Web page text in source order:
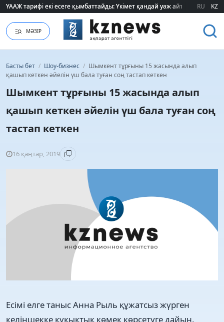
ҮААЖ тарифі екі есеге қымбаттайды: Үкімет қандай уәж айтады?
ҮААЖ тарифі екі есеге қымбаттайды: Үкімет қандай уәж айтады? RU KZ
МӘЗІР
Басты бет / Шоу-бизнес / Шымкент тұрғыны 15 жасында алып
қашып кеткен әйелін үш бала туған соң тастап кеткен
Шымкент тұрғыны 15 жасында алып
қашып кеткен әйелін үш бала туған соң
тастап кеткен
16 қаңтар, 2019
Есімі елге таныс Анна Рыль құжатсыз жүрген
келіншекке құқықтық көмек көрсетуге дайын.